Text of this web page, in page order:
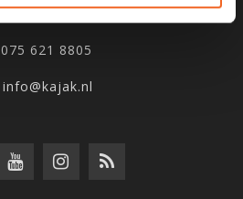
Wormer
075 621 8805
info@kajak.nl